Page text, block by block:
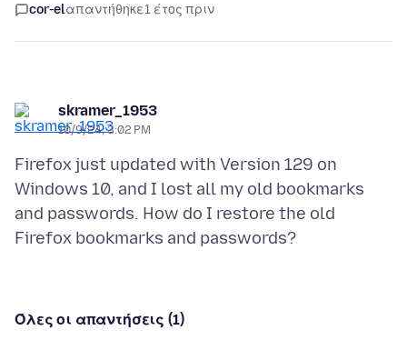
cor-elαπαντήθηκε1 έτος πριν
skramer_1953
10/9/24, 3:02 PM
Firefox just updated with Version 129 on
Windows 10, and I lost all my old bookmarks
and passwords. How do I restore the old
Όλες οι απαντήσεις (1)